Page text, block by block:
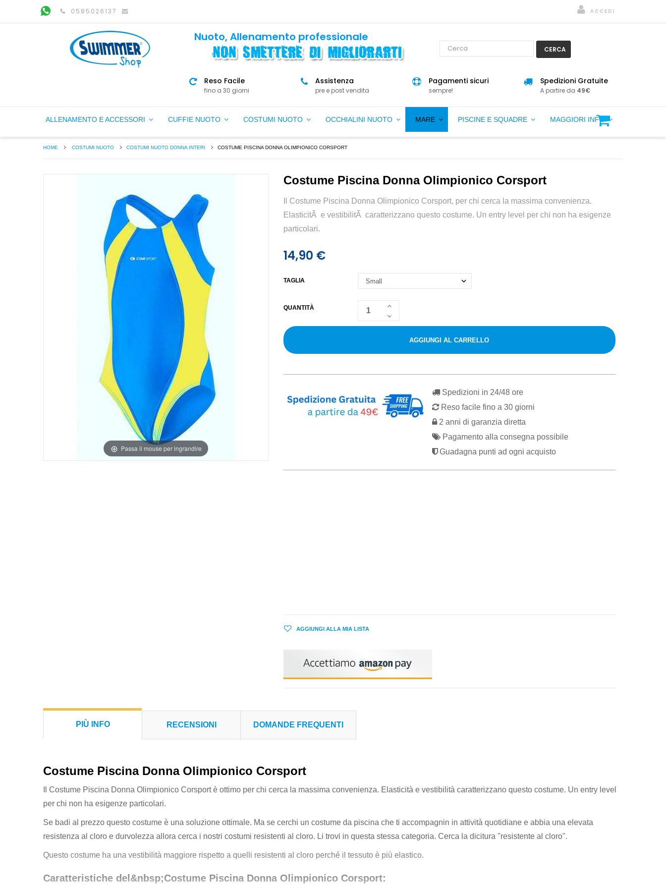
0585026137 ACCEDI
Nuoto, Allenamento professionale
CERCA
Reso Facile
fino a 30 giorni
Assistenza
pre e post vendita
Pagamenti sicuri
sempre!
Spedizioni Gratuite
A partire da 49€
ALLENAMENTO E ACCESSORI CUFFIE NUOTO COSTUMI NUOTO OCCHIALINI NUOTO MARE PISCINE E SQUADRE MAGGIORI INFO
HOME COSTUMI NUOTO COSTUMI NUOTO DONNA INTERI COSTUME PISCINA DONNA OLIMPIONICO CORSPORT
Passa il mouse per ingrandire
Costume Piscina Donna Olimpionico Corsport
Il Costume Piscina Donna Olimpionico Corsport, per chi cerca la massima convenienza.
ElasticitÃ e vestibilitÃ caratterizzano questo costume. Un entry level per chi non ha esigenze
particolari.
14,90 €
TAGLIA
QUANTITÀ
AGGIUNGI AL CARRELLO
Spedizioni in 24/48 ore
Reso facile fino a 30 giorni
2 anni di garanzia diretta
Pagamento alla consegna possibile
Guadagna punti ad ogni acquisto
AGGIUNGI ALLA MIA LISTA
PIÙ INFO RECENSIONI DOMANDE FREQUENTI
Costume Piscina Donna Olimpionico Corsport
Il Costume Piscina Donna Olimpionico Corsport è ottimo per chi cerca la massima convenienza. Elasticità e vestibilità caratterizzano questo costume. Un entry level
per chi non ha esigenze particolari.
Se badi al prezzo questo costume è una soluzione ottimale. Ma se cerchi un costume da piscina che ti accompagnin in attività quotidiane e abbia una elevata
resistenza al cloro e durvolezza allora cerca i nostri costumi resistenti al cloro. Li trovi in questa stessa categoria. Cerca la dicitura "resistente al cloro".
Questo costume ha una vestibilità maggiore rispetto a quelli resistenti al cloro perché il tessuto è più elastico.
Caratteristiche del&nbsp;Costume Piscina Donna Olimpionico Corsport: